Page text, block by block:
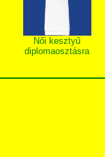
Női kesztyű
diplomaosztásra